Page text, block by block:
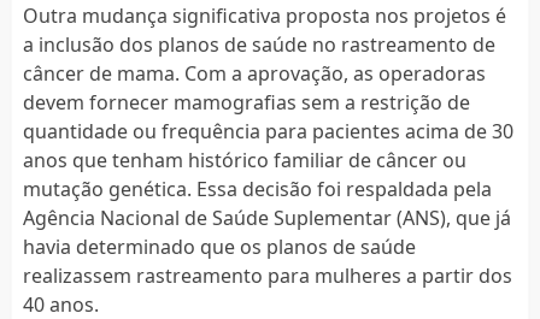
Outra mudança significativa proposta nos projetos é
a inclusão dos planos de saúde no rastreamento de
câncer de mama. Com a aprovação, as operadoras
devem fornecer mamografias sem a restrição de
quantidade ou frequência para pacientes acima de 30
anos que tenham histórico familiar de câncer ou
mutação genética. Essa decisão foi respaldada pela
Agência Nacional de Saúde Suplementar (ANS), que já
havia determinado que os planos de saúde
realizassem rastreamento para mulheres a partir dos
40 anos.